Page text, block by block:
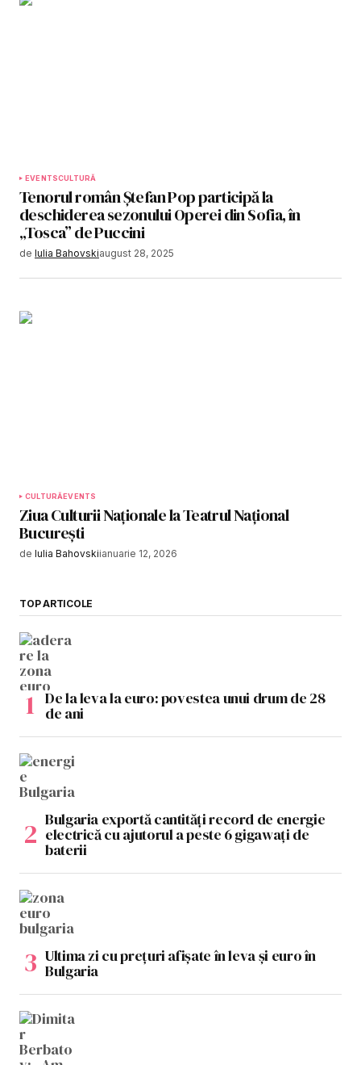
EVENTSCULTURĂ
Tenorul român Ștefan Pop participă la
deschiderea sezonului Operei din Sofia, în
„Tosca” de Puccini
de Iulia Bahovskiaugust 28, 2025
CULTURĂEVENTS
Ziua Culturii Naționale la Teatrul Național
București
de Iulia Bahovskiianuarie 12, 2026
TOP ARTICOLE
De la leva la euro: povestea unui drum de 28
de ani
Bulgaria exportă cantități record de energie
electrică cu ajutorul a peste 6 gigawați de
baterii
Ultima zi cu prețuri afișate în leva și euro în
Bulgaria